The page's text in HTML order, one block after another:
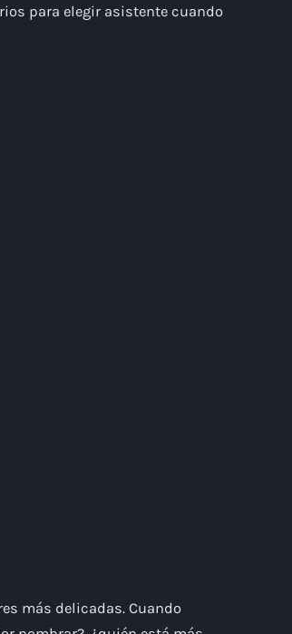
para elegir asistente cuando
más delicadas. Cuando